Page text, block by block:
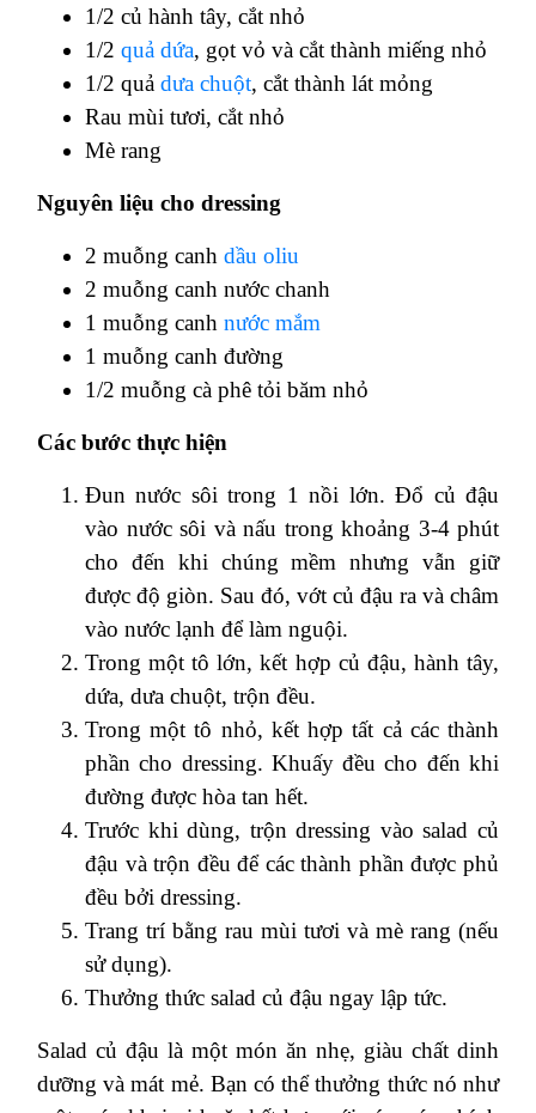
1/2 củ hành tây, cắt nhỏ
1/2 quả dứa, gọt vỏ và cắt thành miếng nhỏ
1/2 quả dưa chuột, cắt thành lát mỏng
Rau mùi tươi, cắt nhỏ
Mè rang
Nguyên liệu cho dressing
2 muỗng canh dầu oliu
2 muỗng canh nước chanh
1 muỗng canh nước mắm
1 muỗng canh đường
1/2 muỗng cà phê tỏi băm nhỏ
Các bước thực hiện
Đun nước sôi trong 1 nồi lớn. Đổ củ đậu
vào nước sôi và nấu trong khoảng 3-4 phút
cho đến khi chúng mềm nhưng vẫn giữ
được độ giòn. Sau đó, vớt củ đậu ra và châm
vào nước lạnh để làm nguội.
Trong một tô lớn, kết hợp củ đậu, hành tây,
dứa, dưa chuột, trộn đều.
Trong một tô nhỏ, kết hợp tất cả các thành
phần cho dressing. Khuấy đều cho đến khi
đường được hòa tan hết.
Trước khi dùng, trộn dressing vào salad củ
đậu và trộn đều để các thành phần được phủ
đều bởi dressing.
Trang trí bằng rau mùi tươi và mè rang (nếu
sử dụng).
Thưởng thức salad củ đậu ngay lập tức.
Salad củ đậu là một món ăn nhẹ, giàu chất dinh
dưỡng và mát mẻ. Bạn có thể thưởng thức nó như